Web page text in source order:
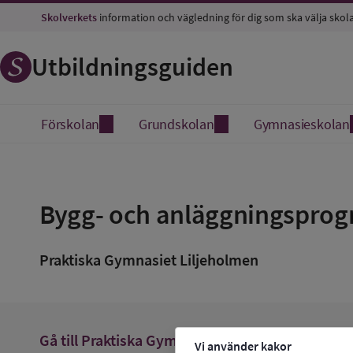
Vi använder kakor
Skolverkets information och vägledning för dig som ska välja
Utbildningsguiden
Förskolan Grundskolan Gymnasieskolan
Bygg- och
favorit
Praktiska Gymnasiet Liljeholmen
Gå till Praktiska Gymnasiet Liljeholmen